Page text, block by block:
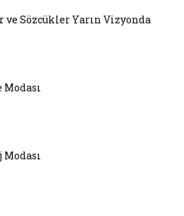
ve Sözcükler Yarın Vizyonda
Modası
Modası